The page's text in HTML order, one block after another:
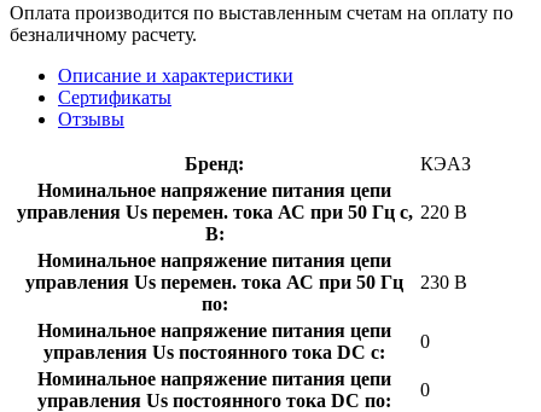
Оплата производится по выставленным счетам на оплату по
безналичному расчету.
Описание и характеристики
Сертификаты
Отзывы
Бренд:
КЭАЗ
Номинальное напряжение питания цепи
управления Us перемен. тока АС при 50 Гц с,
В:
220 В
Номинальное напряжение питания цепи
управления Us перемен. тока АС при 50 Гц
по:
230 В
Номинальное напряжение питания цепи
управления Us постоянного тока DC с:
0
Номинальное напряжение питания цепи
управления Us постоянного тока DC по:
0